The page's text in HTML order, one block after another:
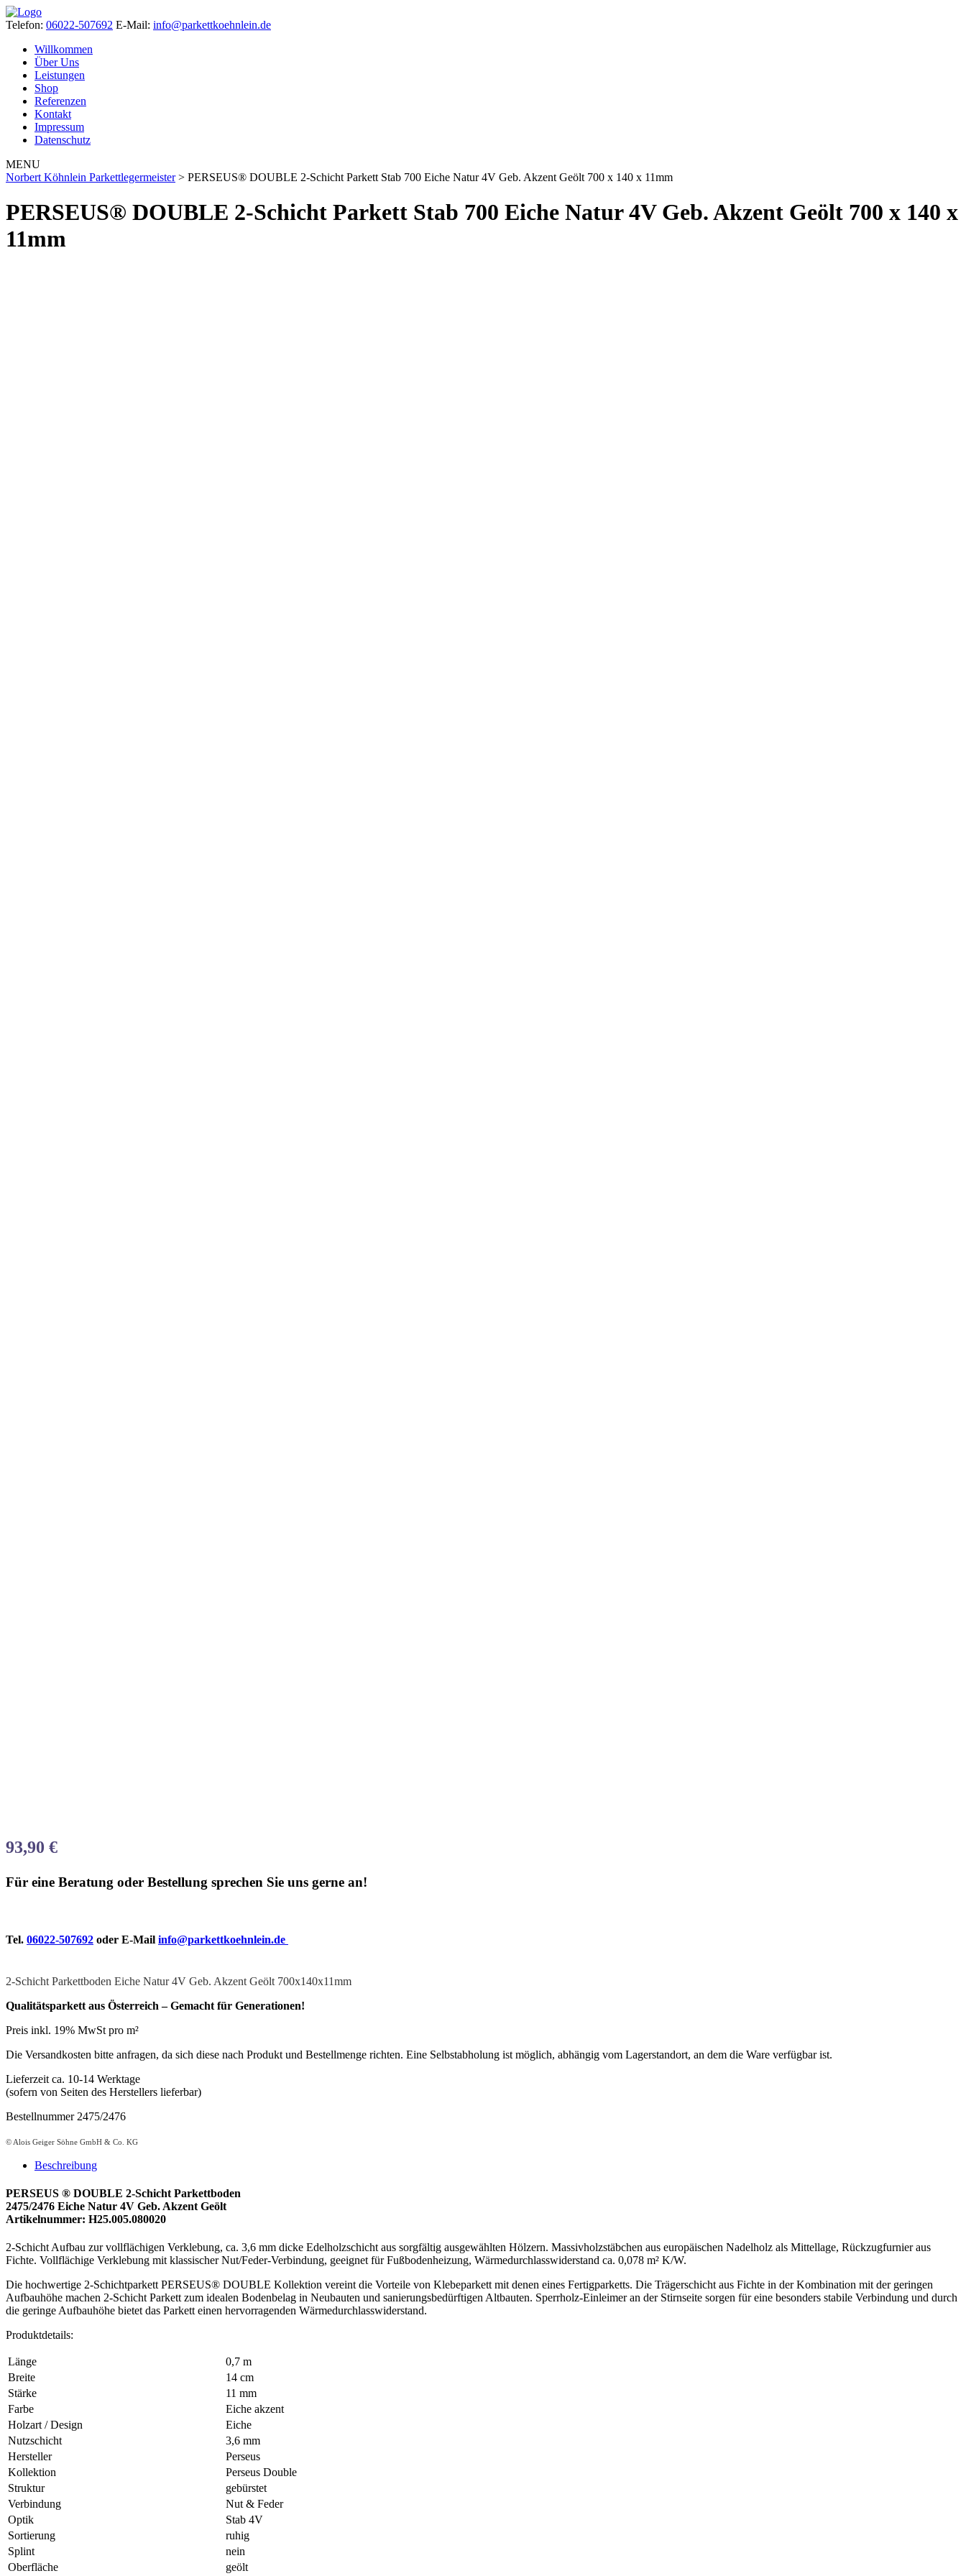
Telefon: 06022-507692 E-Mail: info@parkettkoehnlein.de
Willkommen
Über Uns
Leistungen
Shop
Referenzen
Kontakt
Impressum
Datenschutz
MENU
Norbert Köhnlein Parkettlegermeister> PERSEUS® DOUBLE 2-Schicht Parkett Stab 700 Eiche Natur 4V Geb. Akzent Geölt 700 x 140 x 11mm
PERSEUS® DOUBLE 2-Schicht Parkett Stab 700 Eiche Natur 4V Geb. Akzent Geölt 700 x 140 x
11mm
93,90 €
Für eine Beratung oder Bestellung sprechen Sie uns gerne an!
Tel. 06022-507692 oder E-Mail info@parkettkoehnlein.de
2-Schicht Parkettboden Eiche Natur 4V Geb. Akzent Geölt 700x140x11mm
Qualitätsparkett aus Österreich – Gemacht für Generationen!
Preis inkl. 19% MwSt pro m²
Die Versandkosten bitte anfragen, da sich diese nach Produkt und Bestellmenge richten. Eine Selbstabholung ist möglich, abhängig vom Lagerstandort, an dem die Ware verfügbar ist.
Lieferzeit ca. 10-14 Werktage
(sofern von Seiten des Herstellers lieferbar)
Bestellnummer 2475/2476
© Alois Geiger Söhne GmbH & Co. KG
Beschreibung
PERSEUS ® DOUBLE 2-Schicht Parkettboden
2475/2476 Eiche Natur 4V Geb. Akzent Geölt
Artikelnummer: H25.005.080020
2-Schicht Aufbau zur vollflächigen Verklebung, ca. 3,6 mm dicke Edelholzschicht aus sorgfältig ausgewählten Hölzern. Massivholzstäbchen aus europäischen Nadelholz als Mittellage, Rückzugfurnier aus
Fichte. Vollflächige Verklebung mit klassischer Nut/Feder-Verbindung, geeignet für Fußbodenheizung, Wärmedurchlasswiderstand ca. 0,078 m² K/W.
Die hochwertige 2-Schichtparkett PERSEUS® DOUBLE Kollektion vereint die Vorteile von Klebeparkett mit denen eines Fertigparketts. Die Trägerschicht aus Fichte in der Kombination mit der geringen
Aufbauhöhe machen 2-Schicht Parkett zum idealen Bodenbelag in Neubauten und sanierungsbedürftigen Altbauten. Sperrholz-Einleimer an der Stirnseite sorgen für eine besonders stabile Verbindung und durch
die geringe Aufbauhöhe bietet das Parkett einen hervorragenden Wärmedurchlasswiderstand.
Produktdetails:
Länge
0,7 m
Breite
14 cm
Stärke
11 mm
Farbe
Eiche akzent
Holzart / Design
Eiche
Nutzschicht
3,6 mm
Hersteller
Perseus
Kollektion
Perseus Double
Struktur
gebürstet
Verbindung
Nut & Feder
Optik
Stab 4V
Sortierung
ruhig
Splint
nein
Oberfläche
geölt